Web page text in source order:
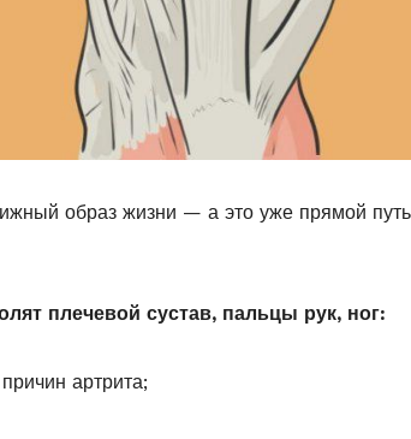
образ жизни — а это уже прямой
плечевой сустав, пальцы рук, ног:
артрита;